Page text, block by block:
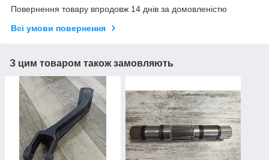
Повернення товару впродовж 14 днів за домовленістю
Всі умови повернення
З цим товаром також замовляють